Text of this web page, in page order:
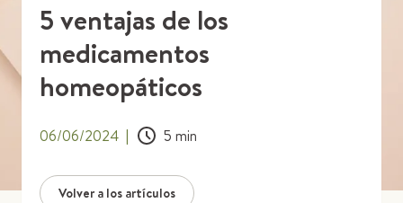
5 ventajas de los
medicamentos
homeopáticos
06/06/2024 | 5 min
Volver a los artículos